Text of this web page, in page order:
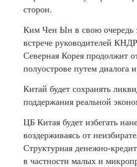
сторон.
Ким Чен Ын в свою очередь
встрече руководителей
Северная Корея продолжит
полуострове путем диалога
Китай будет сохранять
поддержания реальной
ЦБ Китая будет избегать
воздерживаясь от
Структурная денежно-
в частности малых и